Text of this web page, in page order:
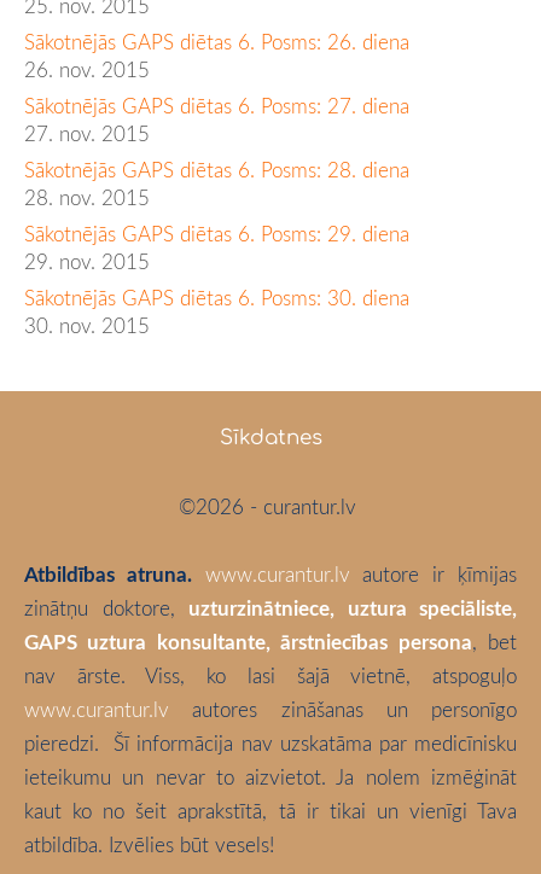
Sākotnējās GAPS diētas 6. Posms: 26. diena
26. nov. 2015
Sākotnējās GAPS diētas 6. Posms: 27. diena
27. nov. 2015
Sākotnējās GAPS diētas 6. Posms: 28. diena
28. nov. 2015
Sākotnējās GAPS diētas 6. Posms: 29. diena
29. nov. 2015
Sākotnējās GAPS diētas 6. Posms: 30. diena
30. nov. 2015
Sīkdatnes
©2026 - curantur.lv
Atbildības atruna. www.curantur.lv autore ir ķīmijas
zinātņu doktore, uzturzinātniece, uztura speciāliste,
GAPS uztura konsultante, ārstniecības persona, bet
nav ārste. Viss, ko lasi šajā vietnē, atspoguļo
www.curantur.lv autores zināšanas un personīgo
pieredzi. Šī informācija nav uzskatāma par medicīnisku
ieteikumu un nevar to aizvietot. Ja nolem izmēģināt
kaut ko no šeit aprakstītā, tā ir tikai un vienīgi Tava
atbildība. Izvēlies būt vesels!